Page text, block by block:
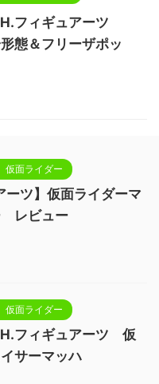
フィギュアーツ
態＆フリーザポッ
面ライダー
ーツ】仮面ライダーマ
レビュー
面ライダー
フィギュアーツ 仮
サーマッハ